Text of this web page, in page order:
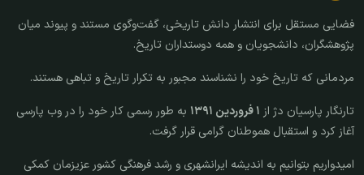
فضایی مستقل برای انتشار دانش تاریخی، گفت‌وگوی مستند و پیوند میان
پژوهشگران، دانشجویان و همه دوستداران تاریخ.
مردمانی که تاریخ خود را نشناسند مجبور به تکرار تاریخ و تباهی هستند.
تارنگار پارسیان دژ از ۱ فروردین ۱۳۹۱
به طور رسمی کار خود را در وب پارسی
آغاز کرد و استقبال هموطنان گرامی قرار گرفت.
امیدواریم بتوانیم به اندیشه ایرانشهری و رشد فرهنگی کشور عزیزمان کمکی